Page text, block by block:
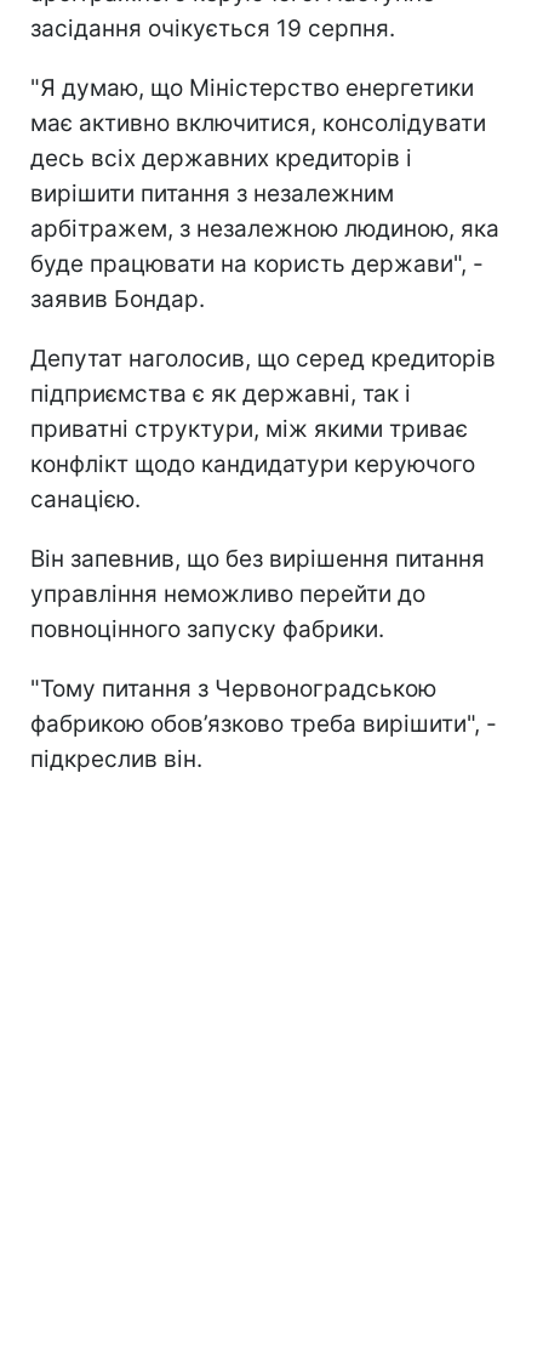
засідання очікується 19 серпня.
"Я думаю, що Міністерство енергетики
має активно включитися, консолідувати
десь всіх державних кредиторів і
вирішити питання з незалежним
арбітражем, з незалежною людиною, яка
буде працювати на користь держави", -
заявив Бондар.
Депутат наголосив, що серед кредиторів
підприємства є як державні, так і
приватні структури, між якими триває
конфлікт щодо кандидатури керуючого
санацією.
Він запевнив, що без вирішення питання
управління неможливо перейти до
повноцінного запуску фабрики.
"Тому питання з Червоноградською
фабрикою обов’язково треба вирішити", -
підкреслив він.